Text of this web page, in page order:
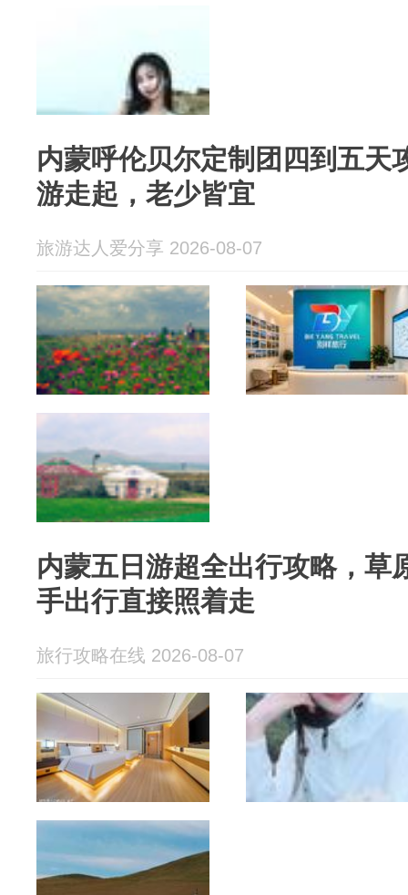
内蒙呼伦贝尔定制团四到五天
游走起，老少皆宜
旅游达人爱分享 2026-08-07
内蒙五日游超全出行攻略，草
手出行直接照着走
旅行攻略在线 2026-08-07